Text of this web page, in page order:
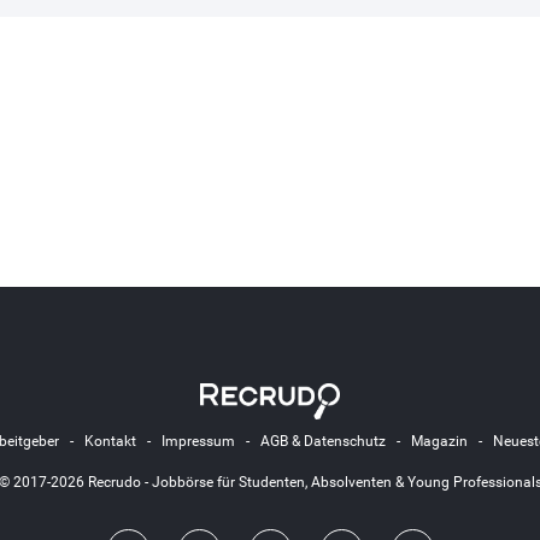
- Kontakt- Impressum - AGB & Datenschutz- Magazin -
© 2017-2026 Recrudo - Jobbörse für Studenten, Absolventen & Young